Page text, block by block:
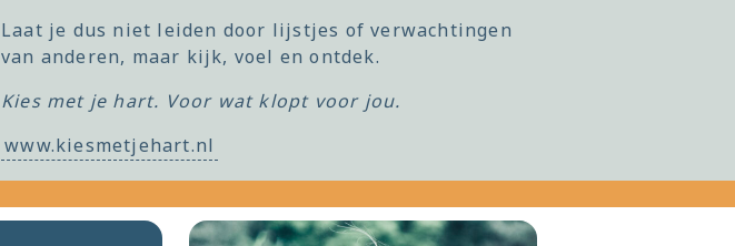
Laat je dus niet leiden door lijstjes of verwachtingen
van anderen, maar kijk, voel en ontdek.
Kies met je hart. Voor wat klopt voor jou.
www.kiesmetjehart.nl